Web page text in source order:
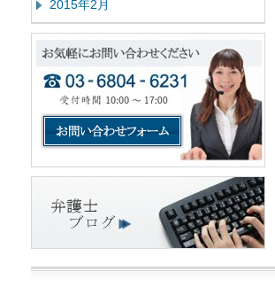
2015年2月